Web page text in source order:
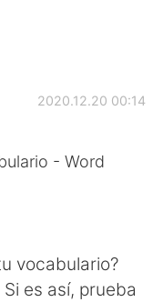
2020.12.20 00:14
- Word
vocabulario?
es así, prueba